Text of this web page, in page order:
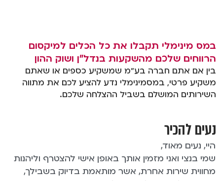
במס מינימלי תקבלו את כל הכלים למיקסום
הרווחים שלכם מהשקעות בנדל"ן ושוק ההון
בין אם אתם חברה בע"מ שמשקיע כספים או שאתם
משקיע פרטי, במסמינימלי נדע להציע לכם את מתווה
השירותים המושלם בשביל ההצלחה שלכם.
נעים להכיר
היי, נעים מאוד,
שמי בנצי ואני מזמין אותך באופן אישי להצטרף וליהנות
מחווית שירות אחרת, אשר מותאמת בדיוק בשבילך,